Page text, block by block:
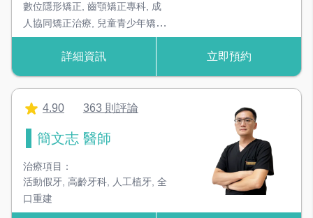
獨立手術室
器械消毒鍋
高溫高壓蒸氣滅菌鍋，確保器械安全性
去除器械上細微死角的髒污
數位隱形矯正, 齒顎矯正專科, 成
人協同矯正治療, 兒童青少年矯
正,人工植牙專科
詳細資訊 立即預約
4.90 363 則評論
簡文志 醫師
治療項目：
活動假牙 高齡牙科 人工植牙 全
口重建